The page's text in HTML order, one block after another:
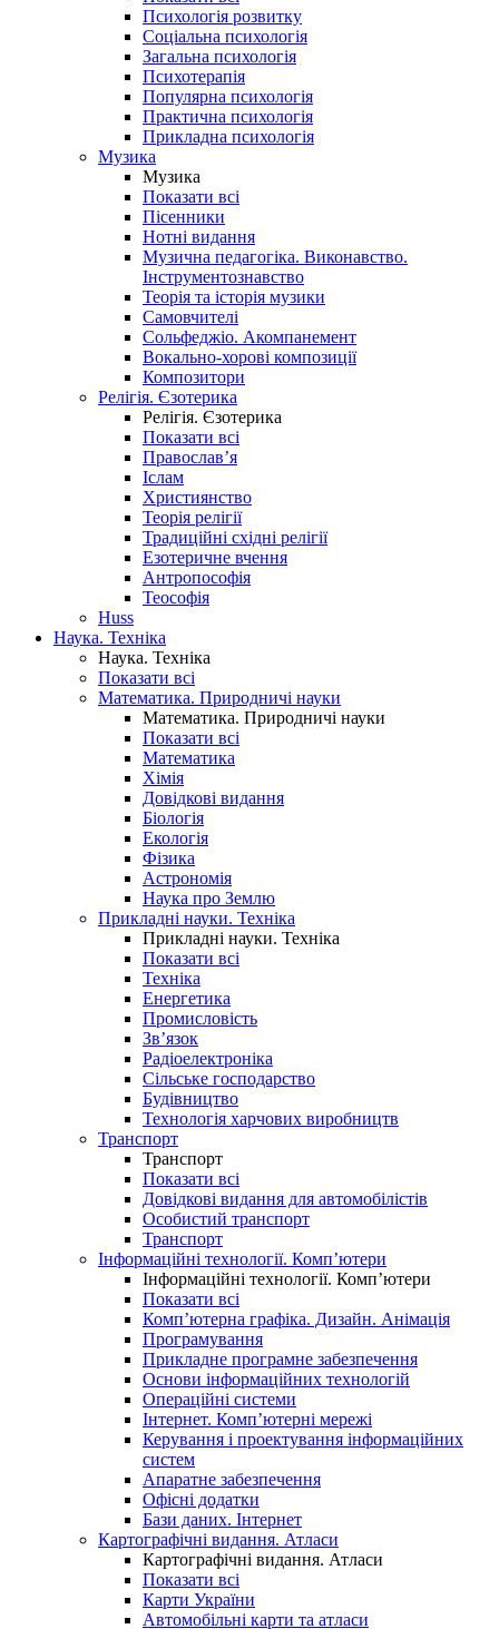
Психологія розвитку
Соціальна психологія
Загальна психологія
Психотерапія
Популярна психологія
Практична психологія
Прикладна психологія
Музика
Музика
Показати всі
Пісенники
Нотні видання
Музична педагогіка. Виконавство.
Інструментознавство
Теорія та історія музики
Самовчителі
Сольфеджіо. Акомпанемент
Вокально-хорові композиції
Композитори
Релігія. Єзотерика
Релігія. Єзотерика
Показати всі
Православ’я
Іслам
Християнство
Теорія релігії
Традиційні східні релігії
Езотеричне вчення
Антропософія
Теософія
Huss
Наука. Техніка
Наука. Техніка
Показати всі
Математика. Природничі науки
Математика. Природничі науки
Показати всі
Математика
Хімія
Довідкові видання
Біологія
Екологія
Фізика
Астрономія
Наука про Землю
Прикладні науки. Техніка
Прикладні науки. Техніка
Показати всі
Техніка
Енергетика
Промисловість
Зв’язок
Радіоелектроніка
Сільське господарство
Будівництво
Технологія харчових виробництв
Транспорт
Транспорт
Показати всі
Довідкові видання для автомобілістів
Особистий транспорт
Транспорт
Інформаційні технології. Комп’ютери
Інформаційні технології. Комп’ютери
Показати всі
Комп’ютерна графіка. Дизайн. Анімація
Програмування
Прикладне програмне забезпечення
Основи інформаційних технологій
Операційні системи
Інтернет. Комп’ютерні мережі
Керування і проектування інформаційних
систем
Апаратне забезпечення
Офісні додатки
Бази даних. Інтернет
Картографічні видання. Атласи
Картографічні видання. Атласи
Показати всі
Карти України
Автомобільні карти та атласи